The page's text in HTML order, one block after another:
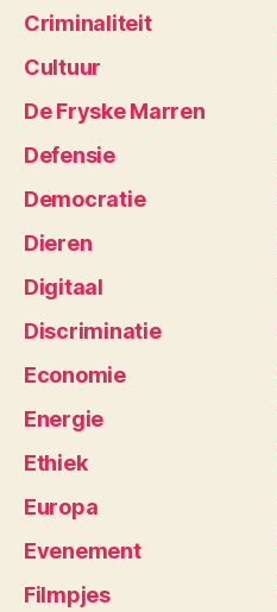
Criminaliteit
Cultuur
De Fryske Marren
Defensie
Democratie
Dieren
Digitaal
Discriminatie
Economie
Energie
Ethiek
Europa
Evenement
Filmpjes